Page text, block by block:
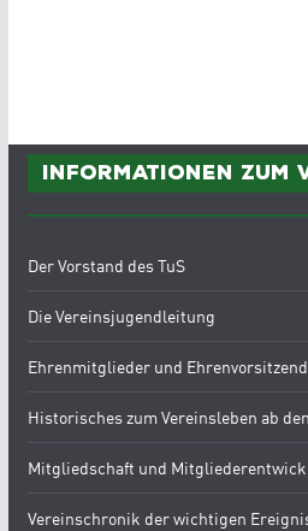
Informationen zum
Der Vorstand des TuS
Die Vereinsjugendleitung
Ehrenmitglieder und
Historisches zum Vereinsleben ab
Mitgliedschaft und
Vereinschronik der wichtigen